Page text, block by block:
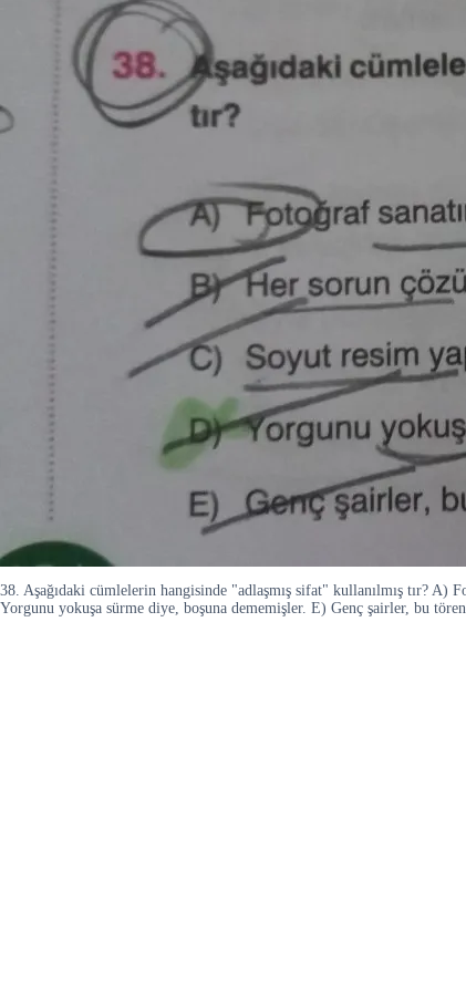
38. Aşağıdaki cümlelerin hangisinde "adlaşmış sifat" kullanılmış tır?
Yorgunu yokuşa sürme diye, boşuna dememişler. E) Genç şairler, bu